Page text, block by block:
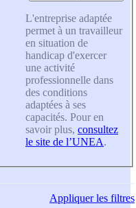
L'entreprise adaptée
permet à un travailleur
en situation de
handicap d'exercer
une activité
professionnelle dans
des conditions
adaptées à ses
capacités. Pour en
savoir plus, consultez
le site de l’UNEA.
Appliquerles filtres